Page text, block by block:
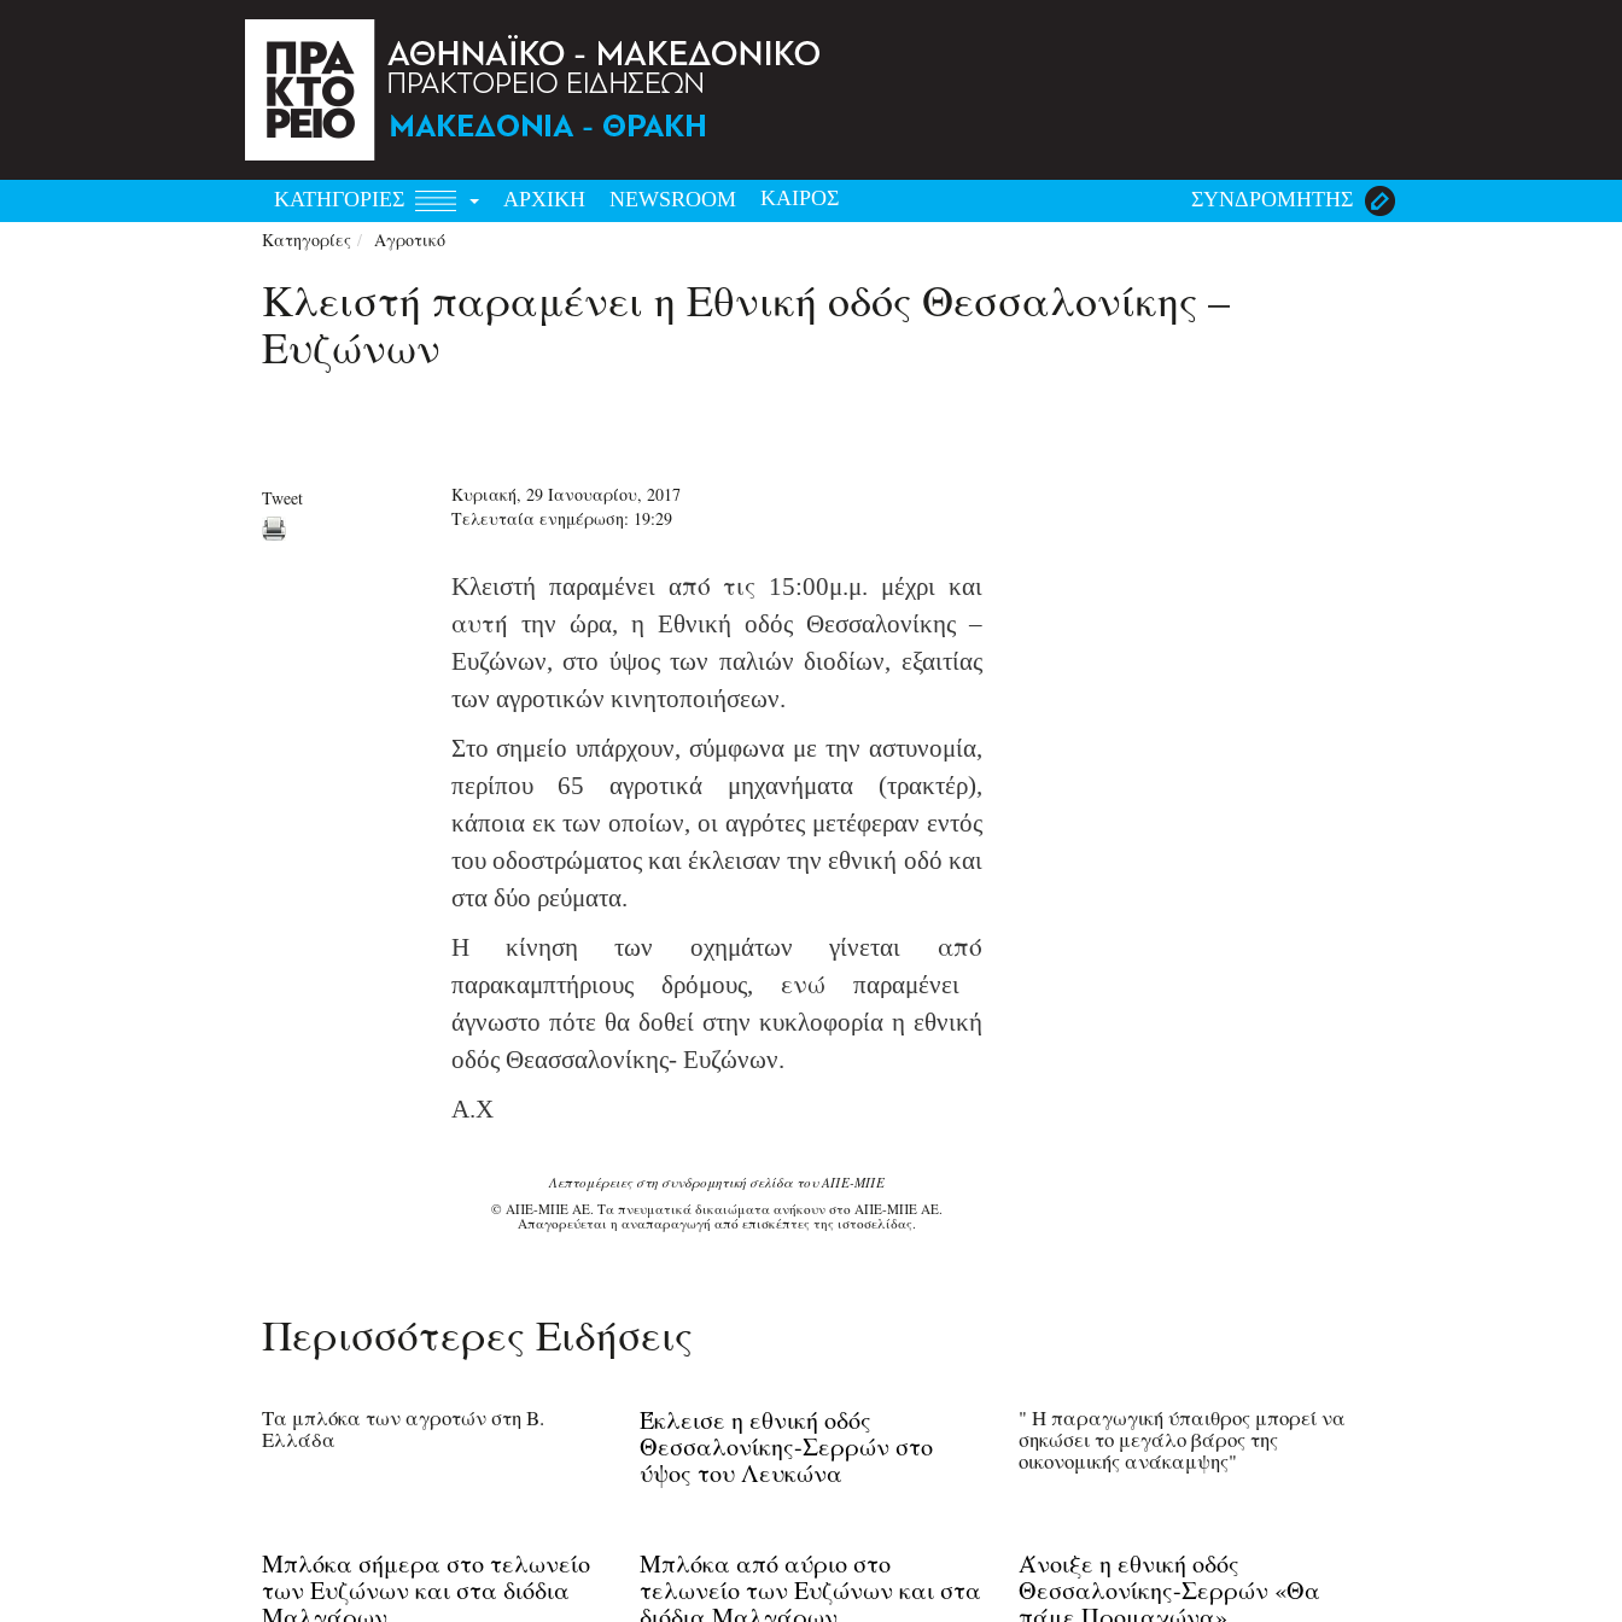
ΚΑΤΗΓΟΡΙΕΣ ΑΡΧΙΚΗ NEWSRΟΟΜ ΚΑΙΡΟΣ ΣΥΝΔΡΟΜΗΤΗΣ
Κατηγορίες Αγροτικό
Κλειστή παραμένει η Εθνική οδός Θεσσαλονίκης –
Ευζώνων
Tweet
Κυριακή, 29 Ιανουαρίου, 2017
Τελευταία ενημέρωση: 19:29
Κλειστή παραμένει από τις 15:00μ.μ. μέχρι και
αυτή την ώρα, η Εθνική οδός Θεσσαλονίκης –
Ευζώνων, στο ύψος των παλιών διοδίων, εξαιτίας
των αγροτικών κινητοποιήσεων.
Στο σημείο υπάρχουν, σύμφωνα με την αστυνομία,
περίπου 65 αγροτικά μηχανήματα (τρακτέρ),
κάποια εκ των οποίων, οι αγρότες μετέφεραν εντός
του οδοστρώματος και έκλεισαν την εθνική οδό και
στα δύο ρεύματα.
Η κίνηση των οχημάτων γίνεται από
παρακαμπτήριους δρόμους, ενώ παραμένει
άγνωστο πότε θα δοθεί στην κυκλοφορία η εθνική
οδός Θεασσαλονίκης- Ευζώνων.
Α.Χ
Λεπτομέρειες στη συνδρομητική σελίδα του ΑΠΕ-ΜΠΕ
© ΑΠΕ-ΜΠΕ ΑΕ. Τα πνευματικά δικαιώματα ανήκουν στο ΑΠΕ-ΜΠΕ ΑΕ.
Απαγορεύεται η αναπαραγωγή από επισκέπτες της ιστοσελίδας.
Περισσότερες Ειδήσεις
Τα μπλόκα των αγροτών στη Β.
Ελλάδα
Έκλεισε η εθνική οδός
Θεσσαλονίκης-Σερρών στο
ύψος του Λευκώνα
" Η παραγωγική ύπαιθρος μπορεί να
σηκώσει το μεγάλο βάρος της
οικονομικής ανάκαμψης"
Μπλόκα σήμερα στο τελωνείο
των Ευζώνων και στα διόδια
Μπλόκα από αύριο στο
τελωνείο των Ευζώνων και στα
Άνοιξε η εθνική οδός
Θεσσαλονίκης-Σερρών «Θα